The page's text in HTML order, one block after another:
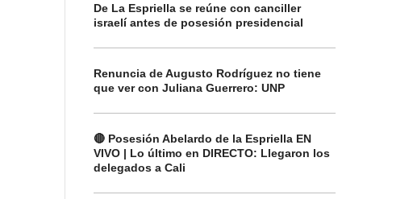
De La Espriella se reúne con canciller
israelí antes de posesión presidencial
Renuncia de Augusto Rodríguez no tiene
que ver con Juliana Guerrero: UNP
🔴 Posesión Abelardo de la Espriella EN
VIVO | Lo último en DIRECTO: Llegaron los
delegados a Cali